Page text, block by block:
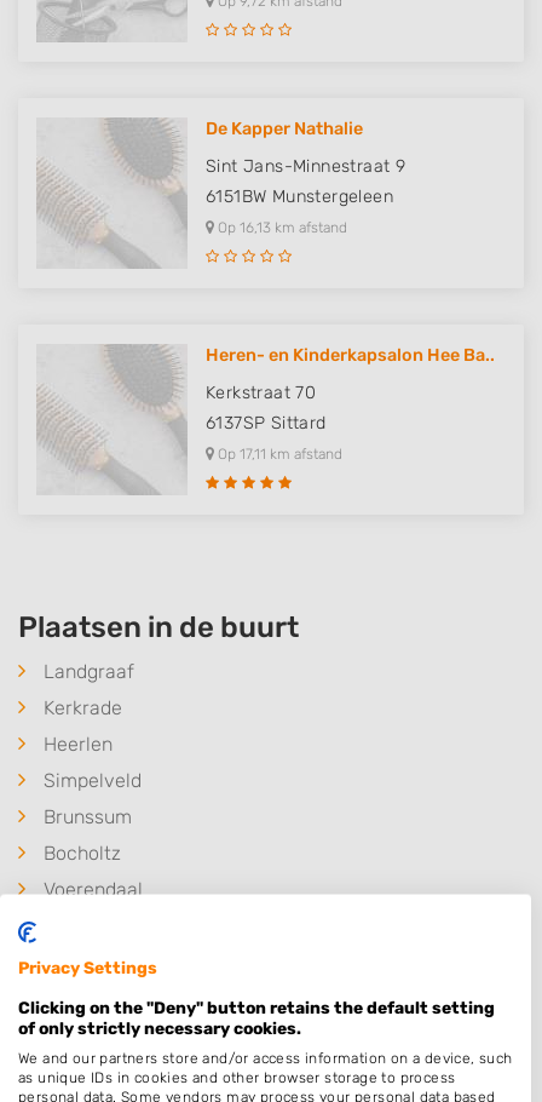
De Kapper Nathalie
Sint Jans-Minnestraat 9
6151BW Munstergeleen
Op 16,13 km afstand
Heren- en Kinderkapsalon Hee Ba..
Kerkstraat 70
6137SP Sittard
Op 17,11 km afstand
Plaatsen in de buurt
Landgraaf
Kerkrade
Heerlen
Simpelveld
Brunssum
Bocholtz
Voerendaal
Schinveld
Baneheide
Amstenrade
Merkelbeek
Privacy Settings
Clicking on the "Deny" button retains the default setting
of only strictly necessary cookies.
We and our partners store and/or access information on a device, such
as unique IDs in cookies and other browser storage to process
personal data. Some vendors may process your personal data based